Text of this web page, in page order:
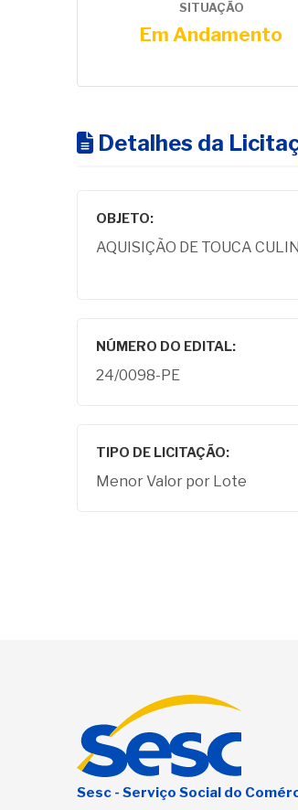
SITUAÇÃO
Em Andamento
Detalhes da
OBJETO:
AQUISIÇÃO DE TOUCA
NÚMERO DO EDITAL:
24/0098-PE
TIPO DE LICITAÇÃO:
Menor Valor por Lote
Sesc - Serviço Social do